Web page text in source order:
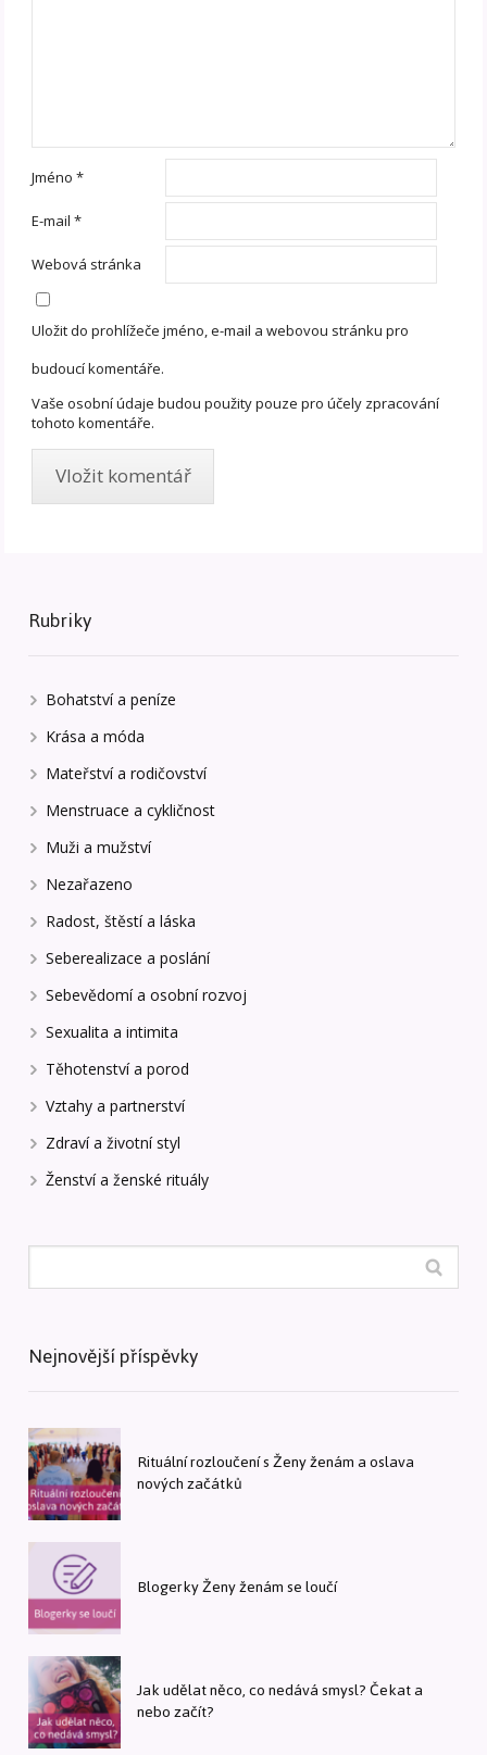
Jméno*
E-mail*
Webová stránka
Uložit do prohlížeče jméno, e-mail a webovou stránku pro
budoucí komentáře.
Vaše osobní údaje budou použity pouze pro účely zpracování
tohoto komentáře.
Rubriky
Bohatství a peníze
Krása a móda
Mateřství a rodičovství
Menstruace a cykličnost
Muži a mužství
Nezařazeno
Radost, štěstí a láska
Seberealizace a poslání
Sebevědomí a osobní rozvoj
Sexualita a intimita
Těhotenství a porod
Vztahy a partnerství
Zdraví a životní styl
Ženství a ženské rituály
Nejnovější příspěvky
Rituální rozloučení s Ženy ženám a oslava
nových začátků
Blogerky Ženy ženám se loučí
Jak udělat něco, co nedává smysl? Čekat a
nebo začít?